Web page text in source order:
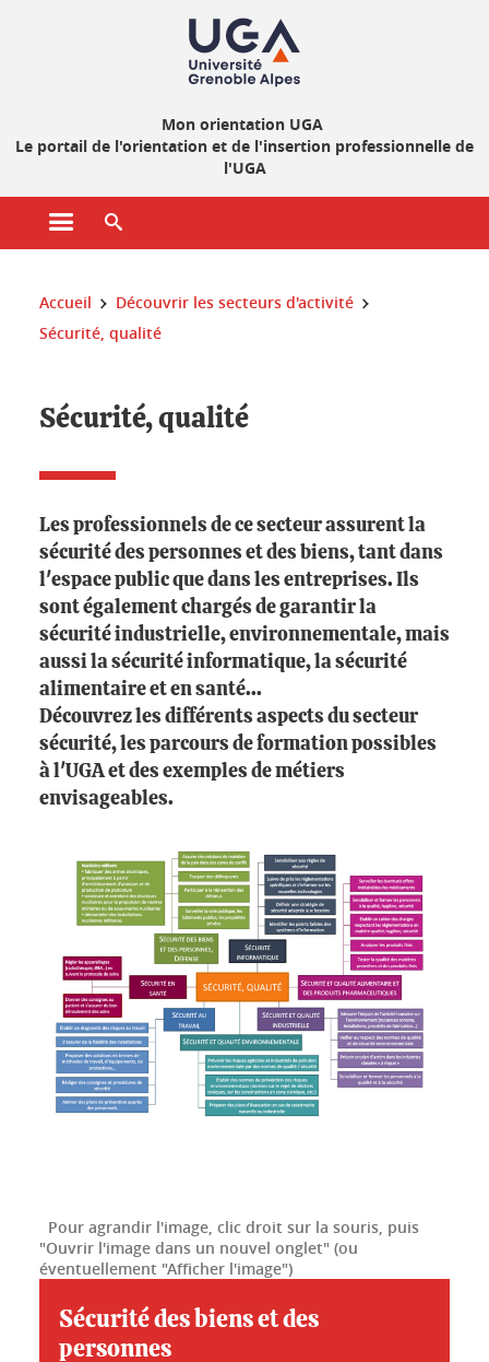
Mon orientation UGA
Le portail de l'orientation et de l'insertion professionnelle de
l'UGA
Ouvrir le menu principal
Vous êtes ici :
Accueil
Découvrir les secteurs d'activité
Sécurité, qualité
Sécurité, qualité
Les professionnels de ce secteur assurent la
sécurité des personnes et des biens, tant dans
l'espace public que dans les entreprises. Ils
sont également chargés de garantir la
sécurité industrielle, environnementale, mais
aussi la sécurité informatique, la sécurité
alimentaire et en santé...
Découvrez les différents aspects du secteur
sécurité, les parcours de formation possibles
à l'UGA et des exemples de métiers
envisageables.
Pour agrandir l'image, clic droit sur la souris, puis
"Ouvrir l'image dans un nouvel onglet" (ou
éventuellement "Afficher l'image")
Sécurité des biens et des
personnes